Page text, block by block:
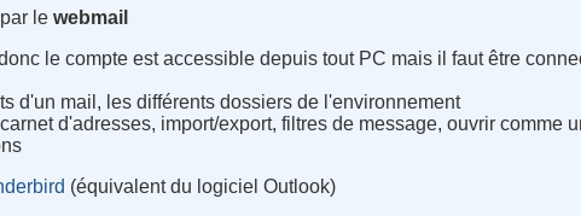
par lewebmail
le compte est accessible depuis tout PC mais il faut être
d'un mail, les différents dossiers de l'environnement
d'adresses, import/export, filtres de message, ouvrir comme
(équivalent du logiciel Outlook)